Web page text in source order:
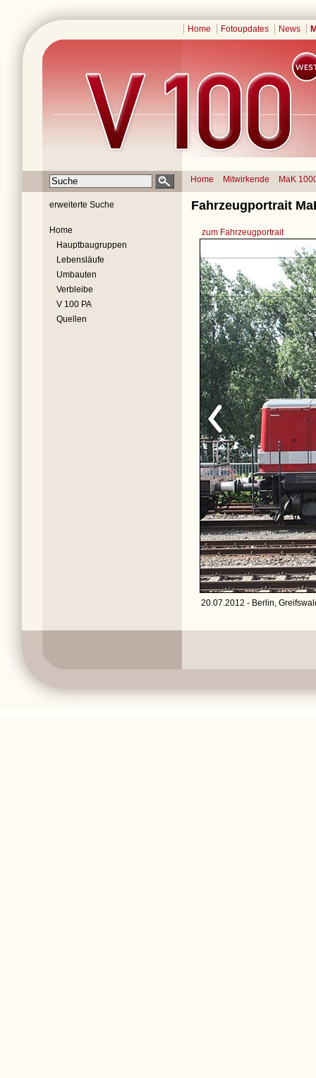
Home Fotoupdates News
Home Mitwirkende MaK
erweiterte Suche
Home
Hauptbaugruppen
Lebensläufe
Umbauten
Verbleibe
V 100 PA
Quellen
Fahrzeugportrait
zum Fahrzeugportrait
20.07.2012 - Berlin,